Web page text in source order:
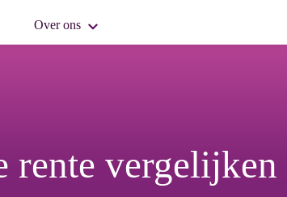
Over ons
rente vergelijken